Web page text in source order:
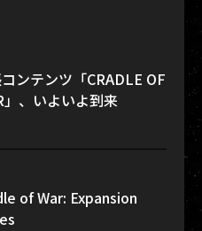
ンテンツ「CRADLE OF
」、いよいよ到来
of War: Expansion